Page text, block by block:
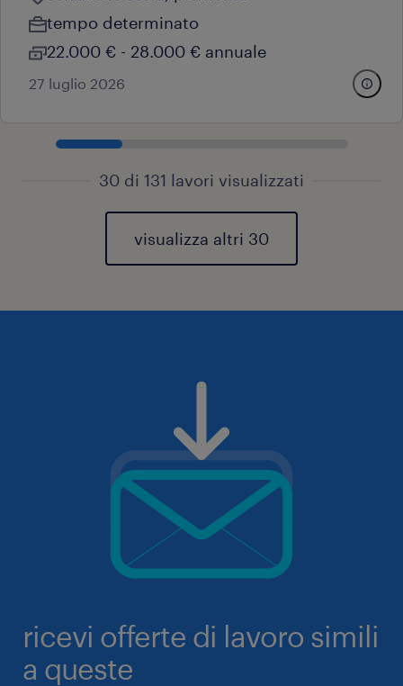
tempo determinato
22.000 € - 28.000 € annuale
27 luglio 2026
30 di 131 lavori visualizzati
visualizza altri 30
ricevi offerte di lavoro simili
a queste